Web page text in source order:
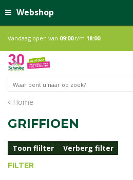
Webshop
Home
Vandaag open van 09:00t/m 18:00
GRIFFIOEN
Toon flilter Verberg filter
FILTER